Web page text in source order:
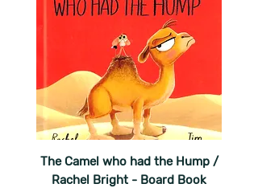
The Camel who had the Hump /
Rachel Bright - Board Book